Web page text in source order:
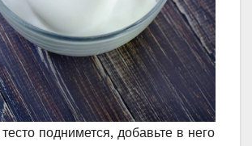
тесто поднимется, добавьте в него